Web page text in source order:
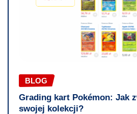
BLOG
Grading kart Pokémon: Jak
swojej kolekcji?